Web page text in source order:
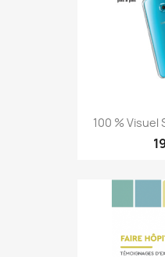
100 % Visuel